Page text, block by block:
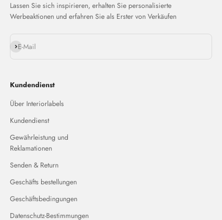
Lassen Sie sich inspirieren, erhalten Sie personalisierte
Werbeaktionen und erfahren Sie als Erster von Verkäufen
E-Mail
Abonnieren
Kundendienst
Über Interiorlabels
Kundendienst
Gewährleistung und
Reklamationen
Senden & Return
Geschäfts bestellungen
Geschäftsbedingungen
Datenschutz-Bestimmungen